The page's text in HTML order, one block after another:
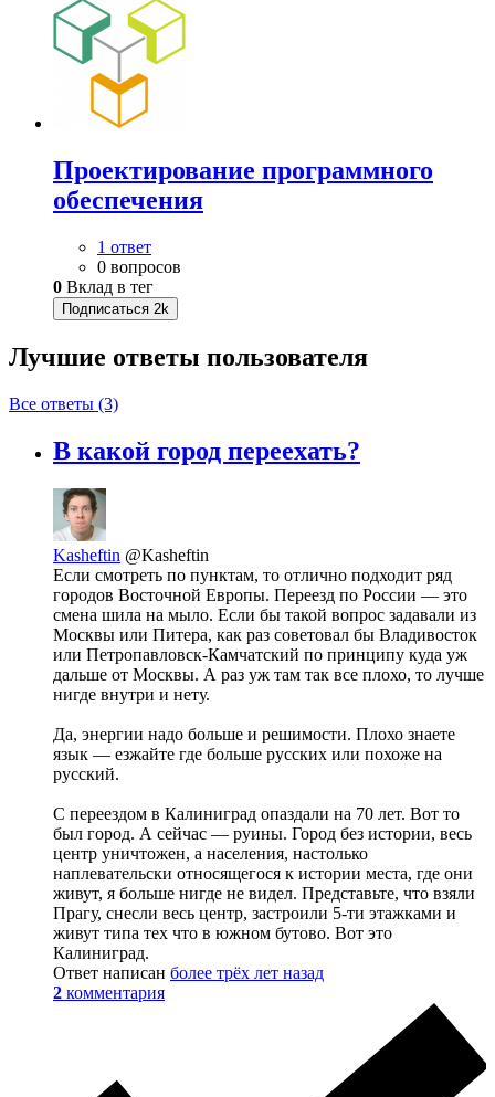
Проектирование программного
обеспечения
1 ответ
0 вопросов
0 Вклад в тег
Подписаться 2k
Лучшие ответы пользователя
Все ответы (3)
В какой город переехать?
Kasheftin @Kasheftin
Если смотреть по пунктам, то отлично подходит ряд
городов Восточной Европы. Переезд по России — это
смена шила на мыло. Если бы такой вопрос задавали из
Москвы или Питера, как раз советовал бы Владивосток
или Петропавловск-Камчатский по принципу куда уж
дальше от Москвы. А раз уж там так все плохо, то лучше
нигде внутри и нету.
Да, энергии надо больше и решимости. Плохо знаете
язык — езжайте где больше русских или похоже на
русский.
С переездом в Калиниград опаздали на 70 лет. Вот то
был город. А сейчас — руины. Город без истории, весь
центр уничтожен, а населения, настолько
наплевательски относящегося к истории места, где они
живут, я больше нигде не видел. Представьте, что взяли
Прагу, снесли весь центр, застроили 5-ти этажками и
живут типа тех что в южном бутово. Вот это
Калиниград.
Ответ написан более трёх лет назад
2 комментария